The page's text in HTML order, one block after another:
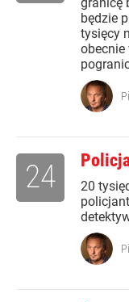
będzie
tysięcy
obecnie
20
24